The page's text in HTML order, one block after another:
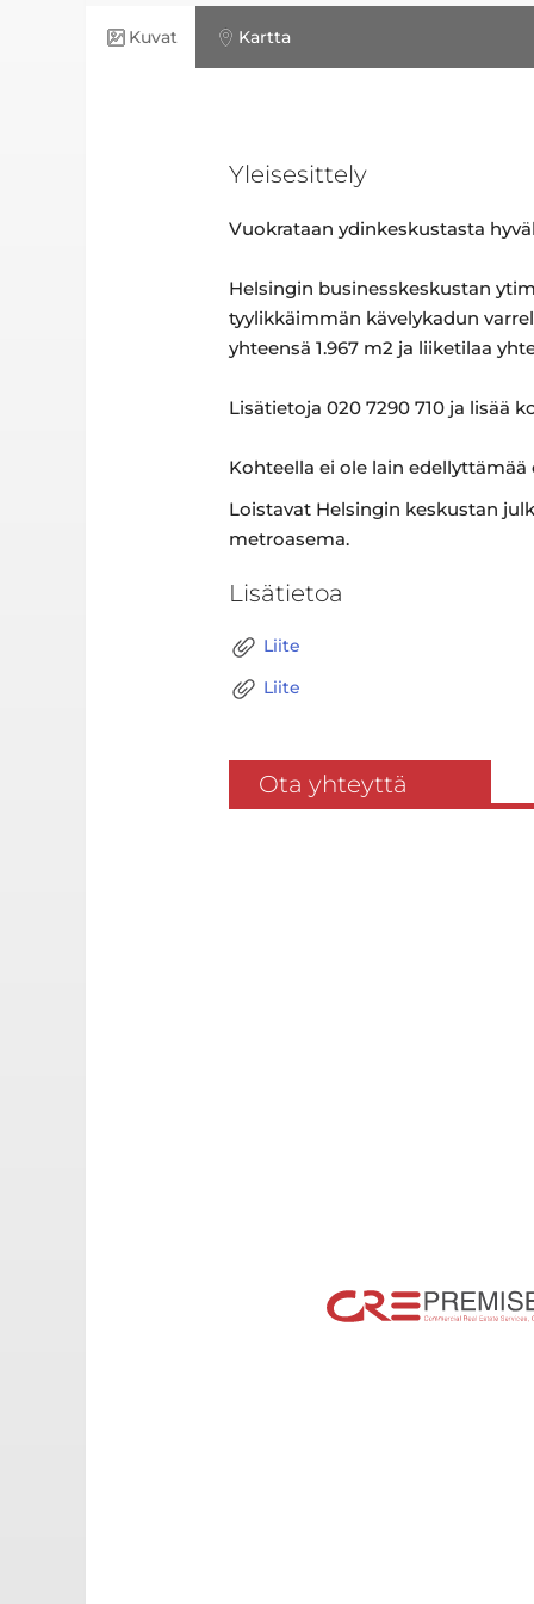
Kuvat Kartta
Yleisesittely
Vuokrataan ydinkeskustasta
Helsingin businesskeskustan
tyylikkäimmän kävelykadun
yhteensä 1.967 m2 ja liiketilaa
Lisätietoja 020 7290 710 ja lisää
Kohteella ei ole lain
Loistavat Helsingin keskustan
metroasema.
Lisätietoa
Liite
Liite
Ota yhteyttä